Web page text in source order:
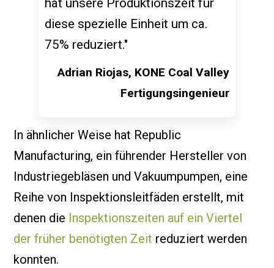
hat unsere Produktionszeit für
diese spezielle Einheit um ca.
75% reduziert."
Adrian Riojas, KONE Coal Valley
Fertigungsingenieur
In ähnlicher Weise hat Republic
Manufacturing, ein führender Hersteller von
Industriegebläsen und Vakuumpumpen, eine
Reihe von Inspektionsleitfäden erstellt, mit
denen die Inspektionszeiten auf ein Viertel
der früher benötigten Zeit reduziert werden
konnten.